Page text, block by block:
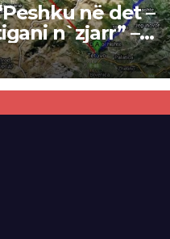
në det –
n`zjarr” –
pa u kryer
i tunelit,
e Tetovës
punimet për